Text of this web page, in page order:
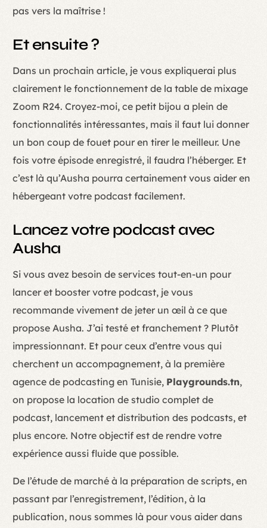
pas vers la maîtrise !
Et ensuite ?
Dans un prochain article, je vous expliquerai plus
clairement le fonctionnement de la table de mixage
Zoom R24. Croyez-moi, ce petit bijou a plein de
fonctionnalités intéressantes, mais il faut lui donner
un bon coup de fouet pour en tirer le meilleur. Une
fois votre épisode enregistré, il faudra l’héberger. Et
c’est là qu’Ausha pourra certainement vous aider en
hébergeant votre podcast facilement.
Lancez votre podcast avec
Ausha
Si vous avez besoin de services tout-en-un pour
lancer et booster votre podcast, je vous
recommande vivement de jeter un œil à ce que
propose Ausha. J’ai testé et franchement ? Plutôt
impressionnant. Et pour ceux d’entre vous qui
cherchent un accompagnement, à la première
agence de podcasting en Tunisie, Playgrounds.tn,
on propose la location de studio complet de
podcast, lancement et distribution des podcasts, et
plus encore. Notre objectif est de rendre votre
expérience aussi fluide que possible.
De l’étude de marché à la préparation de scripts, en
passant par l’enregistrement, l’édition, à la
publication, nous sommes là pour vous aider dans